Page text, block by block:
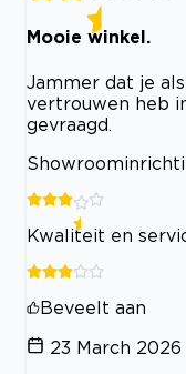
Mooie winkel.
Jammer dat je
vertrouwen heb
gevraagd.
Kwaliteit en
Beveelt aan
23 March 2026